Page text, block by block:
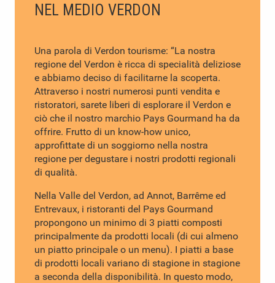
NEL MEDIO VERDON
Una parola di Verdon tourisme: “La nostra
regione del Verdon è ricca di specialità deliziose
e abbiamo deciso di facilitarne la scoperta.
Attraverso i nostri numerosi punti vendita e
ristoratori, sarete liberi di esplorare il Verdon e
ciò che il nostro marchio Pays Gourmand ha da
offrire. Frutto di un know-how unico,
approfittate di un soggiorno nella nostra
regione per degustare i nostri prodotti regionali
di qualità.
Nella Valle del Verdon, ad Annot, Barrême ed
Entrevaux, i ristoranti del Pays Gourmand
propongono un minimo di 3 piatti composti
principalmente da prodotti locali (di cui almeno
un piatto principale o un menu). I piatti a base
di prodotti locali variano di stagione in stagione
a seconda della disponibilità. In questo modo,